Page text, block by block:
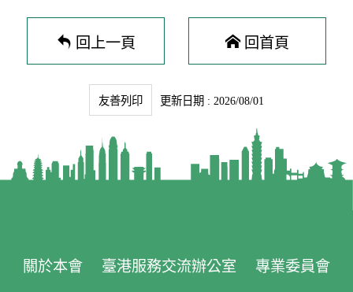
結，投稿件數逐年創新高，已然成為台港澳交流
的重要平台，深受好評。今年持續邀請港澳朋友
以圖文記錄與台灣相遇的時刻，從街角風景、旅
途印象到生活日常，寫下一則則真誠而動人的故
事。 用一則貼文分享你眼中的台灣 本屆活動
開放在台居留、短期停留，或來台旅遊的港澳朋
友免費參加，鼓勵大家透過IG圖文分享眼中的台
灣。無論是街角隨手拍下的日常風景，或是手機
屬於台灣的真實印象。 年底揭曉26件作品 讓港
澳視角吸引更多人的目光 本屆活動將於12月8日
回上一頁 回首頁
友善列印 更新日期 : 2026/08/01
關於本會 臺港服務交流辦公室 專業委員會